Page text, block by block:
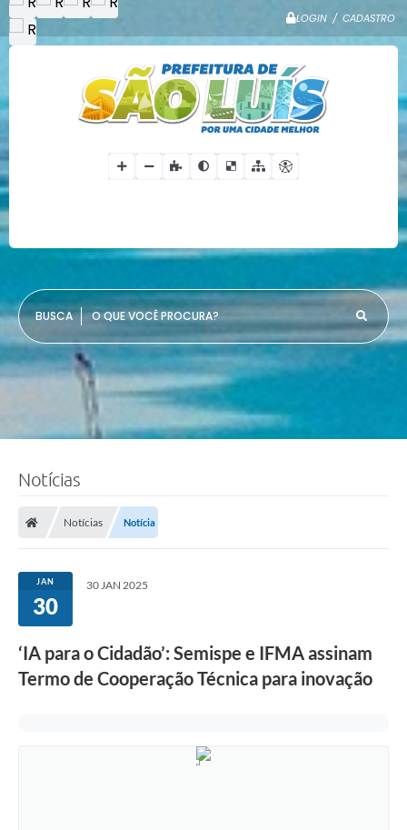
LOGIN / CADASTRO
O QUE VOCÊ PROCURA?
Notícias
Notícias Notícia
JAN
30
30 JAN 2025
‘IA para o Cidadão’: Semispe e IFMA assinam
Termo de Cooperação Técnica para inovação